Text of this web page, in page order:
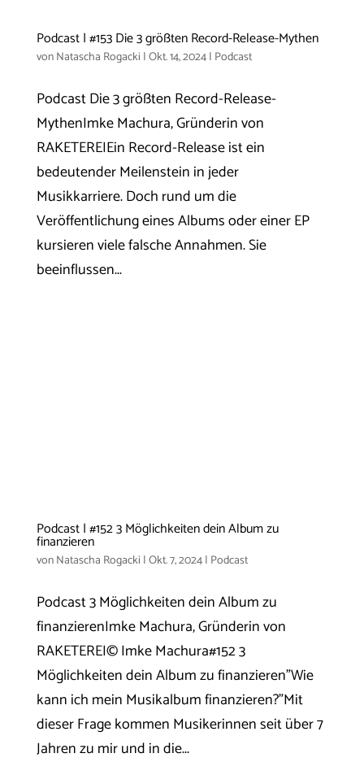
Podcast | #153 Die 3 größten Record-Release-Mythen
vonNatascha Rogacki |Okt. 14, 2024| Podcast
Podcast Die 3 größten Record-Release-
MythenImke Machura, Gründerin von
RAKETEREIEin Record-Release ist ein
bedeutender Meilenstein in jeder
Musikkarriere. Doch rund um die
Veröffentlichung eines Albums oder einer EP
kursieren viele falsche Annahmen. Sie
beeinflussen...
Podcast | #152 3 Möglichkeiten dein Album zu
finanzieren
vonNatascha Rogacki |Okt. 7, 2024| Podcast
Podcast 3 Möglichkeiten dein Album zu
finanzierenImke Machura, Gründerin von
RAKETEREI© Imke Machura#152 3
Möglichkeiten dein Album zu finanzieren"Wie
kann ich mein Musikalbum finanzieren?"Mit
dieser Frage kommen Musikerinnen seit über 7
Jahren zu mir und in die...